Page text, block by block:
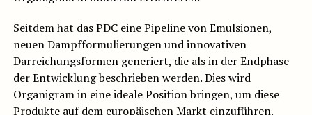
Seitdem hat das PDC eine Pipeline von Emulsionen,
neuen Dampfformulierungen und innovativen
Darreichungsformen generiert, die als in der Endphase
der Entwicklung beschrieben werden. Dies wird
Organigram in eine ideale Position bringen, um diese
Produkte auf dem europäischen Markt einzuführen.